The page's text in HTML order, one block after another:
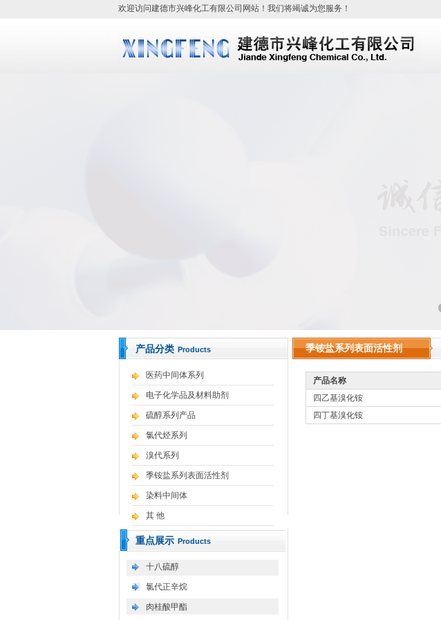
欢迎访问建德市兴峰化工有限公司 网站！我们将竭诚为您服务！
产品分类 Products
医药中间体系列
电子化学品及材料助剂
硫醇系列产品
氯代烃系列
溴代系列
季铵盐系列表面活性剂
染料中间体
其 他
重点展示 Products
十八硫醇
氯代正辛烷
肉桂酸甲酯
季铵盐系列表面活性剂
产品名称
四乙基溴化铵
四丁基溴化铵